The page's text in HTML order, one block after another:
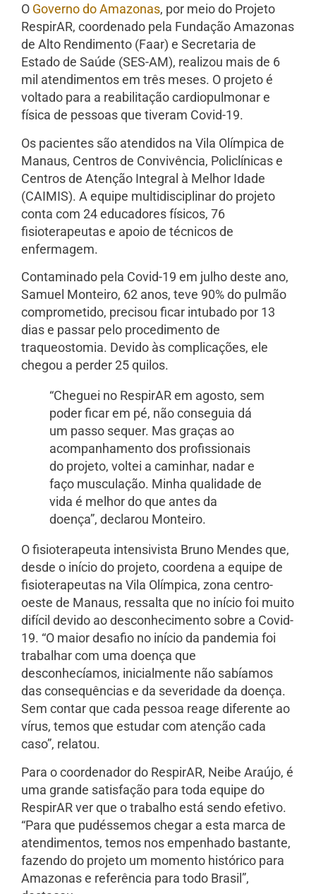
O Governo do Amazonas, por meio do Projeto
RespirAR, coordenado pela Fundação Amazonas
de Alto Rendimento (Faar) e Secretaria de
Estado de Saúde (SES-AM), realizou mais de 6
mil atendimentos em três meses. O projeto é
voltado para a reabilitação cardiopulmonar e
física de pessoas que tiveram Covid-19.
Os pacientes são atendidos na Vila Olímpica de
Manaus, Centros de Convivência, Policlínicas e
Centros de Atenção Integral à Melhor Idade
(CAIMIS). A equipe multidisciplinar do projeto
conta com 24 educadores físicos, 76
fisioterapeutas e apoio de técnicos de
enfermagem.
Contaminado pela Covid-19 em julho deste ano,
Samuel Monteiro, 62 anos, teve 90% do pulmão
comprometido, precisou ficar intubado por 13
dias e passar pelo procedimento de
traqueostomia. Devido às complicações, ele
chegou a perder 25 quilos.
“Cheguei no RespirAR em agosto, sem
poder ficar em pé, não conseguia dá
um passo sequer. Mas graças ao
acompanhamento dos profissionais
do projeto, voltei a caminhar, nadar e
faço musculação. Minha qualidade de
vida é melhor do que antes da
doença”, declarou Monteiro.
O fisioterapeuta intensivista Bruno Mendes que,
desde o início do projeto, coordena a equipe de
fisioterapeutas na Vila Olímpica, zona centro-
oeste de Manaus, ressalta que no início foi muito
difícil devido ao desconhecimento sobre a Covid-
19. “O maior desafio no início da pandemia foi
trabalhar com uma doença que
desconhecíamos, inicialmente não sabíamos
das consequências e da severidade da doença.
Sem contar que cada pessoa reage diferente ao
vírus, temos que estudar com atenção cada
caso”, relatou.
Para o coordenador do RespirAR, Neibe Araújo, é
uma grande satisfação para toda equipe do
RespirAR ver que o trabalho está sendo efetivo.
“Para que pudéssemos chegar a esta marca de
atendimentos, temos nos empenhado bastante,
fazendo do projeto um momento histórico para
Amazonas e referência para todo Brasil”,